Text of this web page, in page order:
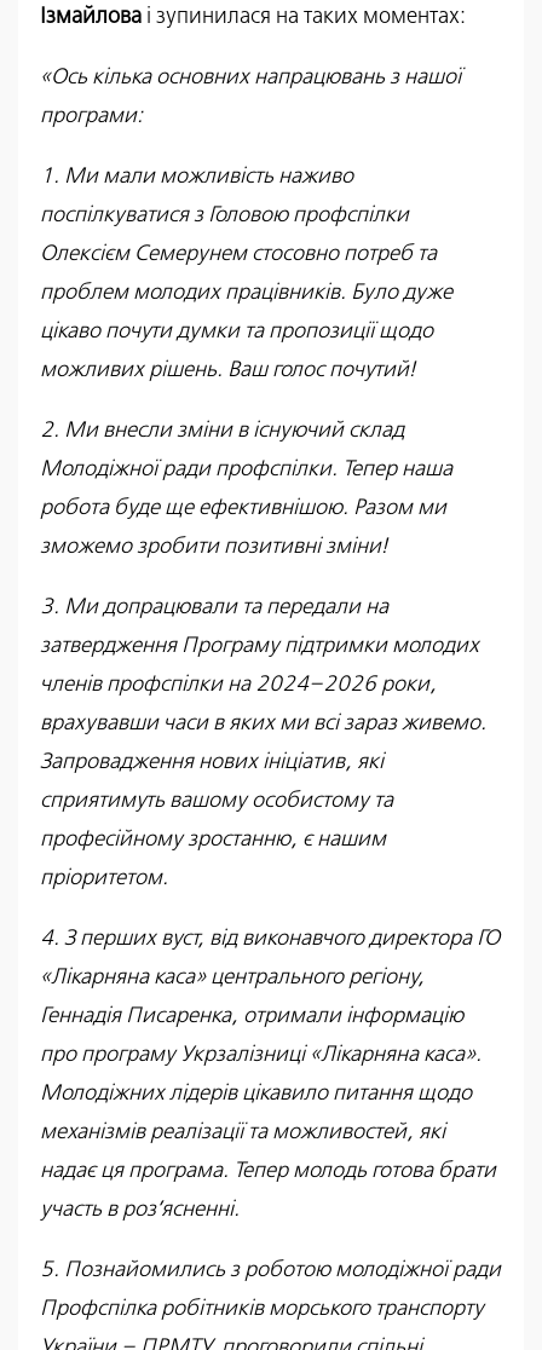
Ізмайлова і зупинилася на таких моментах:
«Ось кілька основних напрацювань з нашої
програми:
1. Ми мали можливість наживо
поспілкуватися з Головою профспілки
Олексієм Семерунем стосовно потреб та
проблем молодих працівників. Було дуже
цікаво почути думки та пропозиції щодо
можливих рішень. Ваш голос почутий!
2. Ми внесли зміни в існуючий склад
Молодіжної ради профспілки. Тепер наша
робота буде ще ефективнішою. Разом ми
зможемо зробити позитивні зміни!
3. Ми допрацювали та передали на
затвердження Програму підтримки молодих
членів профспілки на 2024–2026 роки,
врахувавши часи в яких ми всі зараз живемо.
Запровадження нових ініціатив, які
сприятимуть вашому особистому та
професійному зростанню, є нашим
пріоритетом.
4. З перших вуст, від виконавчого директора ГО
«Лікарняна каса» центрального регіону,
Геннадія Писаренка, отримали інформацію
про програму Укрзалізниці «Лікарняна каса».
Молодіжних лідерів цікавило питання щодо
механізмів реалізації та можливостей, які
надає ця програма. Тепер молодь готова брати
участь в роз’ясненні.
5. Познайомились з роботою молодіжної ради
Профспілка робітників морського транспорту